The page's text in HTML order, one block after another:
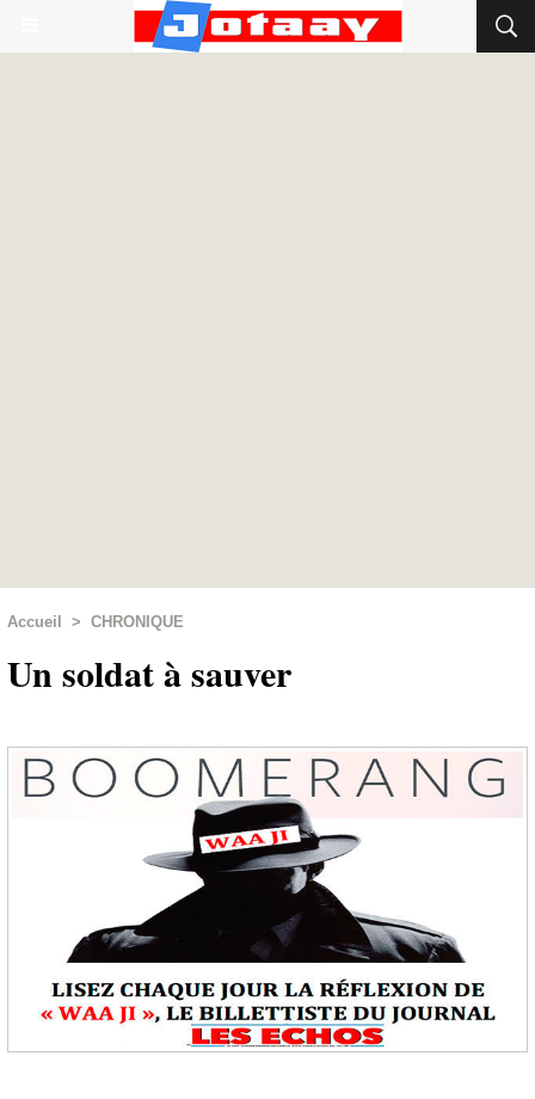
Accueil > CHRONIQUE
Un soldat à sauver